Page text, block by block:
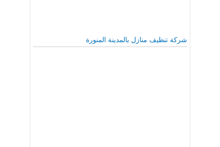
شركة تنظيف منازل بالمدينة المنورة